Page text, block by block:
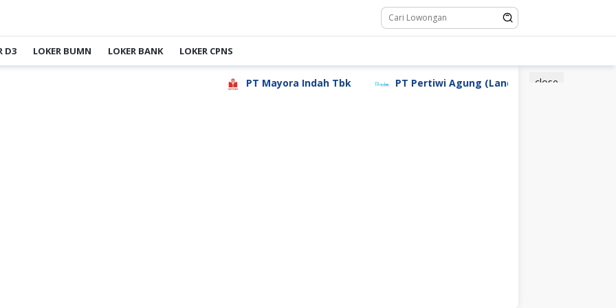
D3 LOKER BUMN LOKER BANK LOKER CPNS
close
PT Mayora Indah Tbk PT Pertiwi Agung (Landson) PT